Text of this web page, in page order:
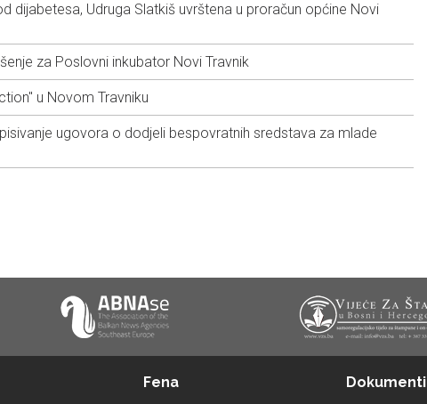
dijabetesa, Udruga Slatkiš uvrštena u proračun općine Novi
za Poslovni inkubator Novi Travnik
u Novom Travniku
ugovora o dodjeli bespovratnih sredstava za mlade
Fena Dokumenti